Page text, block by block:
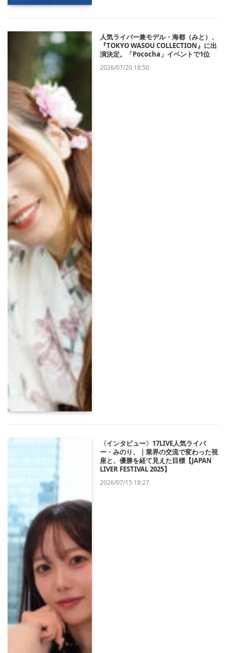
人気ライバー兼モデル・海都（みと）、
『TOKYO WASOU COLLECTION』に出
演決定。「Pococha」イベントで1位
2026/07/20 18:50
〈インタビュー〉17LIVE人気ライバ
ー・みのり、｜業界の交流で変わった視
座と、優勝を経て見えた目標【JAPAN
LIVER FESTIVAL 2025】
2026/07/15 18:27